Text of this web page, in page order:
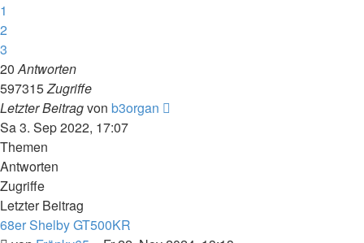
1
2
3
20Antworten
597315Zugriffe
Letzter Beitragvon b3organ
Sa 3. Sep 2022, 17:07
Themen
Antworten
Zugriffe
Letzter Beitrag
68er Shelby GT500KR